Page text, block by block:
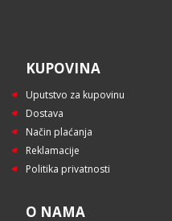
KUPOVINA
Uputstvo za kupovinu
Dostava
Način plaćanja
Reklamacije
Politika privatnosti
O NAMA